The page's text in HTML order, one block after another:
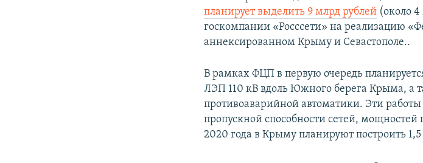
планирует выделить 9 млрд рублей (около
госкомпании «Росссети» на реализацию
аннексированном Крыму и Севастополе..
В рамках ФЦП в первую очередь
ЛЭП 110 кВ вдоль Южного берега Крыма, а
противоаварийной автоматики. Эти
пропускной способности сетей,
2020 года в Крыму планируют построить